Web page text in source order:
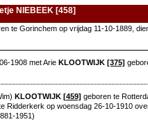
NIEBEEK [458]
te Gorinchem op vrijdag 11-10-1889,
1908 met ArieKLOOTWIJK [375]
KLOOTWIJK [459] geboren te
Ridderkerk op woensdag 26-10-1910
1951)